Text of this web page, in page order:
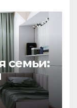
семьи: